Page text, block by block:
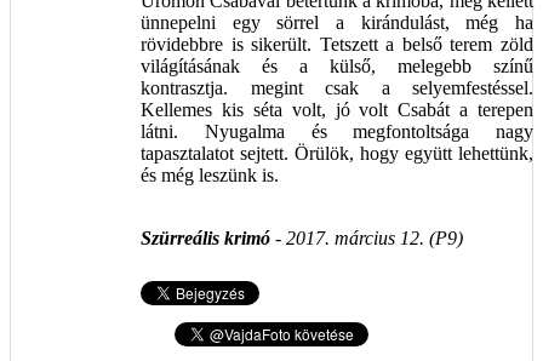
ünnepelni egy sörrel a kirándulást, még ha
rövidebbre is sikerült. Tetszett a belső terem zöld
világításának és a külső, melegebb színű
kontrasztja. megint csak a selyemfestéssel.
Kellemes kis séta volt, jó volt Csabát a terepen
látni. Nyugalma és megfontoltsága nagy
tapasztalatot sejtett. Örülök, hogy együtt lehettünk,
és még leszünk is.
Szürreális krimó - 2017. március 12. (P9)